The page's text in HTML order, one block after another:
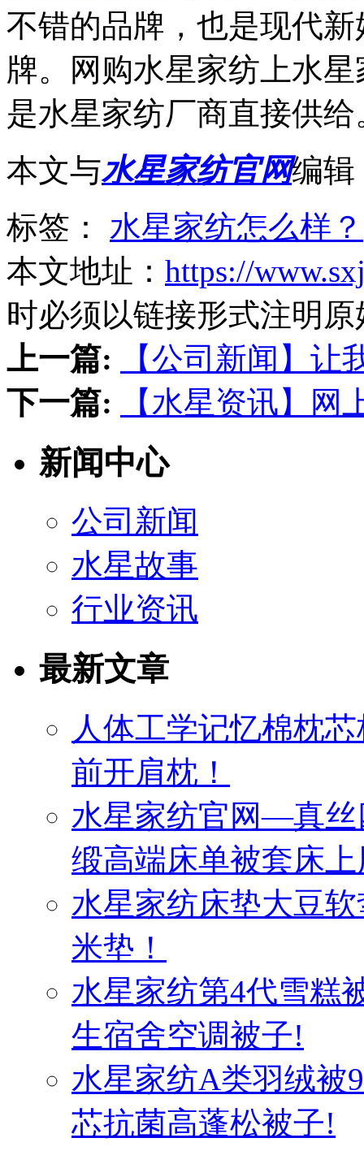
不错的品牌，也是现代
牌。网购水星家纺上水
是水星家纺厂商直接供
本文与水星家纺官网编辑
标签： 水星家纺怎么样？
本文地址： https://
时必须以链接形式注明
上一篇:
【公司新闻】让
下一篇:
【水星资讯】网
新闻中心
公司新闻
水星故事
行业资讯
最新文章
人体工学记忆棉枕
前开肩枕！
水星家纺官网—真丝
缎高端床单被套床
水星家纺床垫大豆
米垫！
水星家纺第4代雪糕
生宿舍空调被子!
水星家纺A类羽绒被
芯抗菌高蓬松被子!